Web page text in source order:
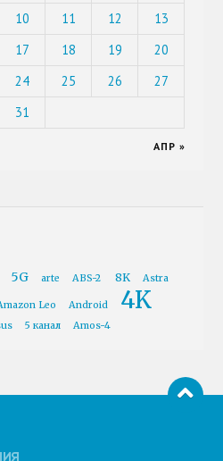
10 11 12
13
17 18 19
20
24 25 26
27
31
АПР »
5G arte ABS-2 8K Astra
Leo Android 4K
5 канал Amos-4